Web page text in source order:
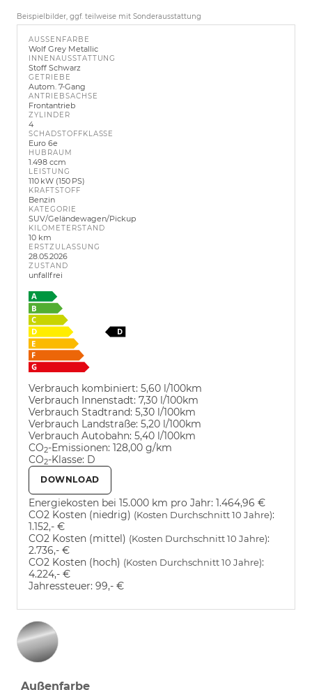
Beispielbilder, ggf. teilweise mit Sonderausstattung
AUSSENFARBE
Wolf Grey Metallic
INNENAUSSTATTUNG
Stoff Schwarz
GETRIEBE
Autom. 7-Gang
ANTRIEBSACHSE
Frontantrieb
ZYLINDER
4
SCHADSTOFFKLASSE
Euro 6e
HUBRAUM
1.498 ccm
LEISTUNG
110 kW (150 PS)
KRAFTSTOFF
Benzin
KATEGORIE
SUV/Geländewagen/Pickup
KILOMETERSTAND
10 km
ERSTZULASSUNG
28.05.2026
ZUSTAND
unfallfrei
Verbrauch kombiniert: 5,60 l/100km
Verbrauch Innenstadt: 7,30 l/100km
Verbrauch Stadtrand: 5,30 l/100km
Verbrauch Landstraße: 5,20 l/100km
Verbrauch Autobahn: 5,40 l/100km
CO2-Emissionen: 128,00 g/km
CO2-Klasse: D
DOWNLOAD
Energiekosten bei 15.000 km pro Jahr: 1.464,96 €
CO2 Kosten (niedrig) (Kosten Durchschnitt 10 Jahre):
1.152,- €
CO2 Kosten (mittel) (Kosten Durchschnitt 10 Jahre):
2.736,- €
CO2 Kosten (hoch) (Kosten Durchschnitt 10 Jahre):
4.224,- €
Jahressteuer: 99,- €
Außenfarbe